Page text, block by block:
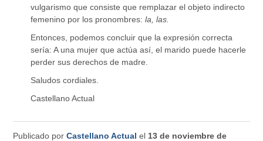
vulgarismo que consiste que remplazar el objeto indirecto
femenino por los pronombres:la, las.
Entonces, podemos concluir que la expresión correcta
sería: A una mujer que actúa así, el marido puede hacerle
perder sus derechos de madre.
Saludos cordiales.
Castellano Actual
Publicado porCastellano Actual el 13 de noviembre de